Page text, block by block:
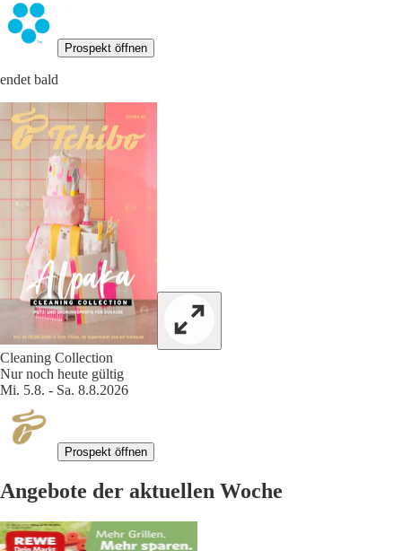
Prospekt öffnen
endet bald
Cleaning Collection
Nur noch heute gültig
Mi. 5.8. - Sa. 8.8.2026
Prospekt öffnen
Angebote der aktuellen Woche